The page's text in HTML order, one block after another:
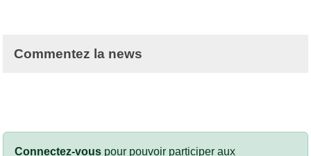
Commentez la news
Connectez-vous pour pouvoir participer aux